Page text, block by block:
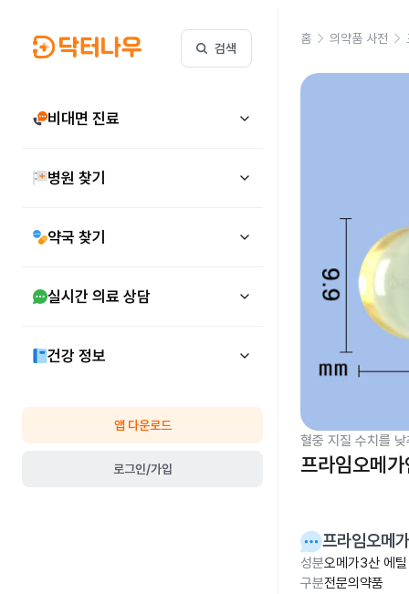
검색
비대면 진료
병원 찾기
약국 찾기
실시간 의료 상담
건강 정보
앱 다운로드
로그인/가입
홈 의약품 사전
혈중 지질 수치를
프라임오메
프라임오메
성분오메가3산 에
구분전문의약품